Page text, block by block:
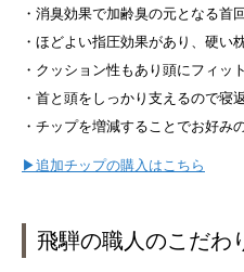
・消臭効果で加齢臭の元となる首
・ほどよい指圧効果があり、硬い
・クッション性もあり頭にフィッ
・首と頭をしっかり支えるので寝
・チップを増減することでお好み
▶追加チップの購入はこちら
飛騨の職人のこだわ